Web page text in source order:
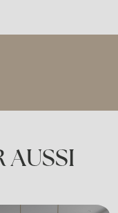
AUSSI